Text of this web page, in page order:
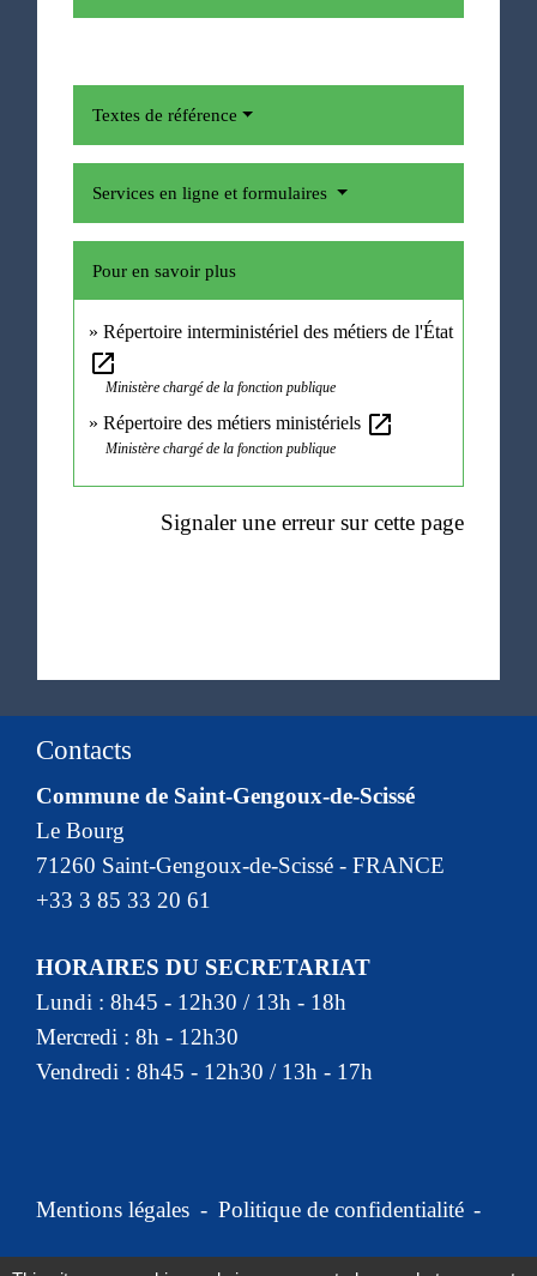
Textes de référence
Services en ligne et formulaires
Pour en savoir plus
Répertoire interministériel des métiers de l'État
open_in_new
Ministère chargé de la fonction publique
Répertoire des métiers ministériels open_in_new
Ministère chargé de la fonction publique
Signaler une erreur sur cette page
Contacts
Commune de Saint-Gengoux-de-Scissé
Le Bourg
71260 Saint-Gengoux-de-Scissé - FRANCE
+33 3 85 33 20 61
HORAIRES DU SECRETARIAT
Lundi : 8h45 - 12h30 / 13h - 18h
Mercredi : 8h - 12h30
Vendredi : 8h45 - 12h30 / 13h - 17h
Mentions légales - Politique de confidentialité -
Accessibilité - Plan du site -